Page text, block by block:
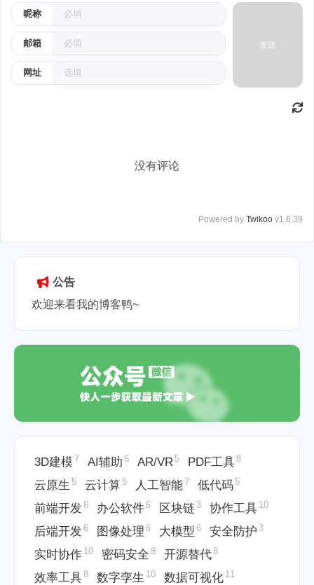
昵称
邮箱
网址
发送
没有评论
Powered by Twikoo v1.6.39
公告
欢迎来看我的博客鸭~
3D建模 7 AI辅助 6 AR/VR 5 PDF工具8
云原生 5 云计算 5 人工智能7 低代码 5
前端开发6 办公软件6 区块链 3 协作工具 10
后端开发6 图像处理 6 大模型 6 安全防护 3
实时协作 10 密码安全 8 开源替代8
效率工具8 数字孪生 10 数据可视化 11